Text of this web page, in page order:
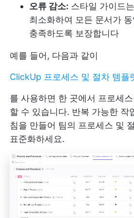
오류 감소: 스타일 가이드
최소화하여 모든 문서가
충족하도록 보장합니다
예를 들어, 다음과 같이
ClickUp 프로세스 및 절차 템플
를 사용하면 한 곳에서 프로세
할 수 있습니다. 반복 가능한 작
침을 만들어 팀의 프로세스 및
표준화하세요.